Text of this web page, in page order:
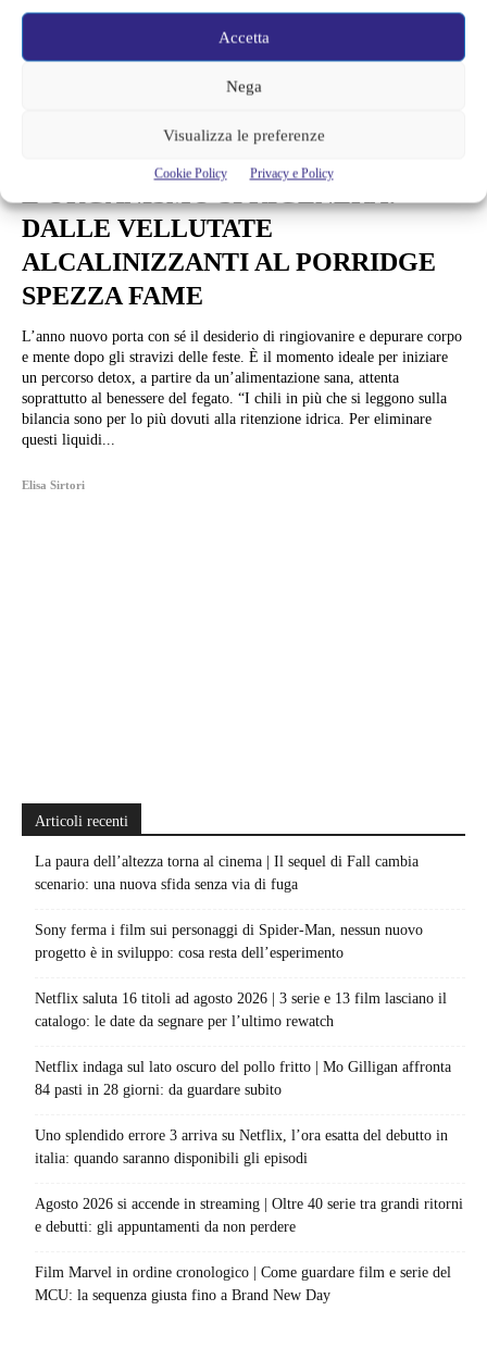
Accetta
Nega
Visualizza le preferenze
Cookie Policy Privacy e Policy
DETOX IN 5 MOSSE E
L’ORGANISMO SI RIGENERA:
DALLE VELLUTATE
ALCALINIZZANTI AL PORRIDGE
SPEZZA FAME
L’anno nuovo porta con sé il desiderio di ringiovanire e depurare corpo
e mente dopo gli stravizi delle feste. È il momento ideale per iniziare
un percorso detox, a partire da un’alimentazione sana, attenta
soprattutto al benessere del fegato. “I chili in più che si leggono sulla
bilancia sono per lo più dovuti alla ritenzione idrica. Per eliminare
questi liquidi...
Elisa Sirtori
Articoli recenti
La paura dell’altezza torna al cinema | Il sequel di Fall cambia
scenario: una nuova sfida senza via di fuga
Sony ferma i film sui personaggi di Spider-Man, nessun nuovo
progetto è in sviluppo: cosa resta dell’esperimento
Netflix saluta 16 titoli ad agosto 2026 | 3 serie e 13 film lasciano il
catalogo: le date da segnare per l’ultimo rewatch
Netflix indaga sul lato oscuro del pollo fritto | Mo Gilligan affronta
84 pasti in 28 giorni: da guardare subito
Uno splendido errore 3 arriva su Netflix, l’ora esatta del debutto in
italia: quando saranno disponibili gli episodi
Agosto 2026 si accende in streaming | Oltre 40 serie tra grandi ritorni
e debutti: gli appuntamenti da non perdere
Film Marvel in ordine cronologico | Come guardare film e serie del
MCU: la sequenza giusta fino a Brand New Day